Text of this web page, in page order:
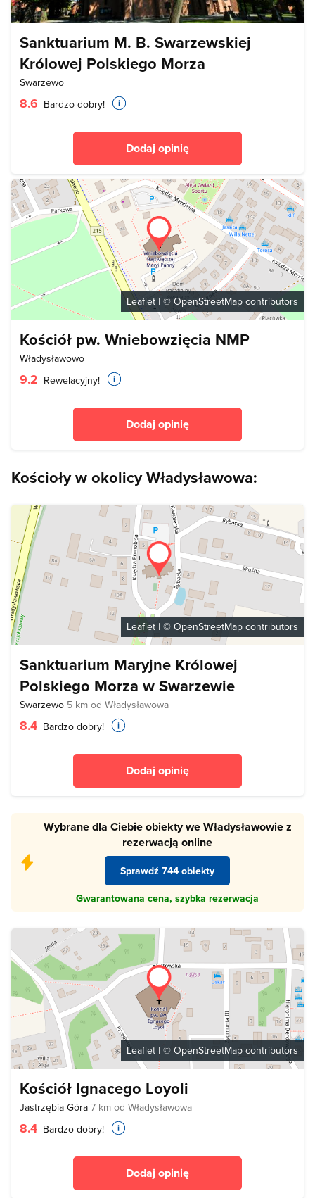
Sanktuarium M. B. Swarzewskiej
Królowej Polskiego Morza
Swarzewo
8.6 Bardzo dobry!
Dodaj opinię
Leaflet | © OpenStreetMap contributors
Kościół pw. Wniebowzięcia NMP
Władysławowo
9.2 Rewelacyjny!
Dodaj opinię
Kościoły w okolicy Władysławowa:
Leaflet | © OpenStreetMap contributors
Sanktuarium Maryjne Królowej
Polskiego Morza w Swarzewie
Swarzewo 5 km od Władysławowa
8.4 Bardzo dobry!
Dodaj opinię
Wybrane dla Ciebie obiekty we Władysławowie z
rezerwacją online
Sprawdź 744 obiekty
Gwarantowana cena, szybka rezerwacja
Leaflet | © OpenStreetMap contributors
Kościół Ignacego Loyoli
Jastrzębia Góra 7 km od Władysławowa
8.4 Bardzo dobry!
Dodaj opinię